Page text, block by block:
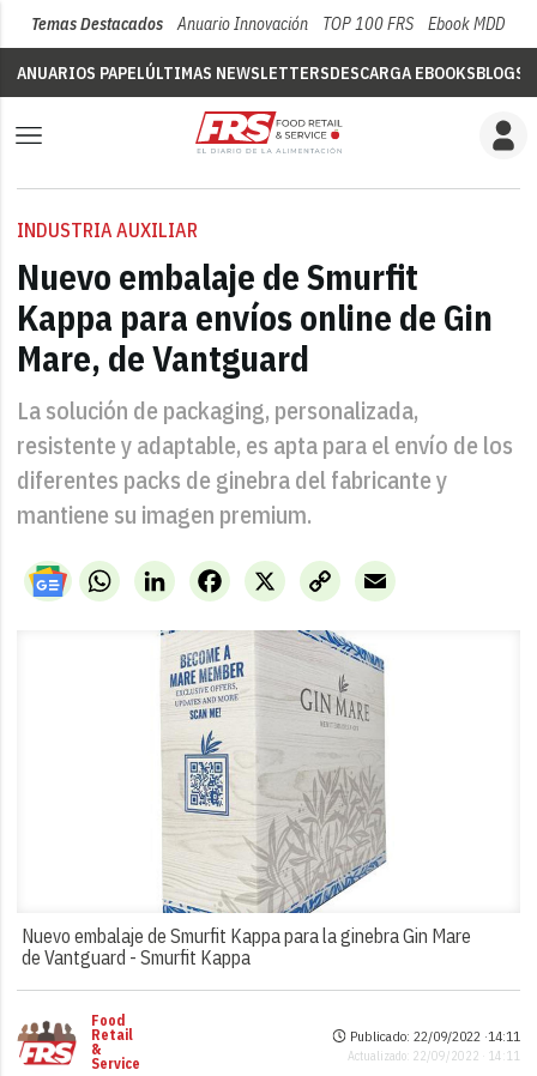
Temas Destacados Anuario Innovación TOP 100 FRS Ebook MDD
ANUARIOS PAPELÚLTIMAS NEWSLETTERSDESCARGA EBOOKSBLOGS
INDUSTRIA AUXILIAR
Nuevo embalaje de Smurfit
Kappa para envíos online de Gin
Mare, de Vantguard
La solución de packaging, personalizada,
resistente y adaptable, es apta para el envío de los
diferentes packs de ginebra del fabricante y
mantiene su imagen premium.
WhatsAppLinkedIn X
Facebook
Copy
Link
Email
Nuevo embalaje de Smurfit Kappa para la ginebra Gin Mare
de Vantguard -Smurfit Kappa
Food
Retail
&
Service
Publicado: 22/09/2022 ·14:11
Actualizado: 22/09/2022 · 14:11